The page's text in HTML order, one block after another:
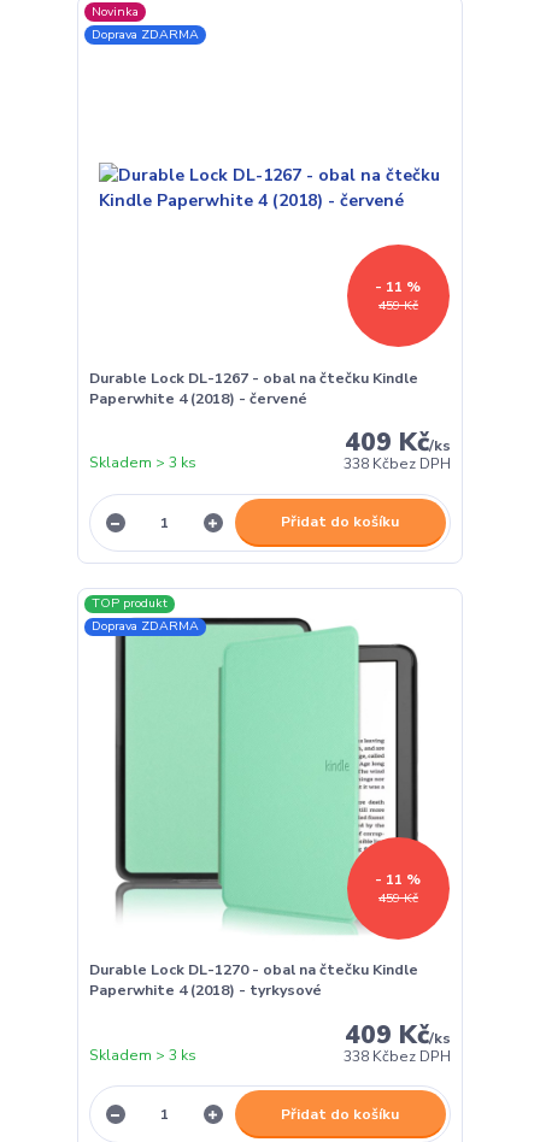
Novinka
Doprava ZDARMA
459 Kč
- 11 %
Durable Lock DL-1267 - obal na čtečku Kindle
Paperwhite 4 (2018) - červené
409 Kč/ks
338 Kčbez DPH
Skladem > 3 ks
Přidat do košíku
TOP produkt
Doprava ZDARMA
459 Kč
- 11 %
Durable Lock DL-1270 - obal na čtečku Kindle
Paperwhite 4 (2018) - tyrkysové
409 Kč/ks
338 Kčbez DPH
Skladem > 3 ks
Přidat do košíku